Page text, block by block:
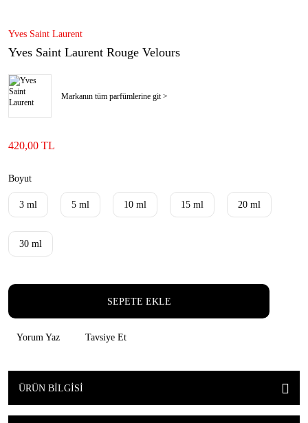
Yves Saint Laurent
Yves Saint Laurent Rouge Velours
Markanın tüm parfümlerine git >
420,00 TL
Boyut
3 ml 5 ml 10 ml 15 ml 20 ml
30 ml
SEPETE EKLE
Yorum Yaz Tavsiye Et
ÜRÜN BILGISI